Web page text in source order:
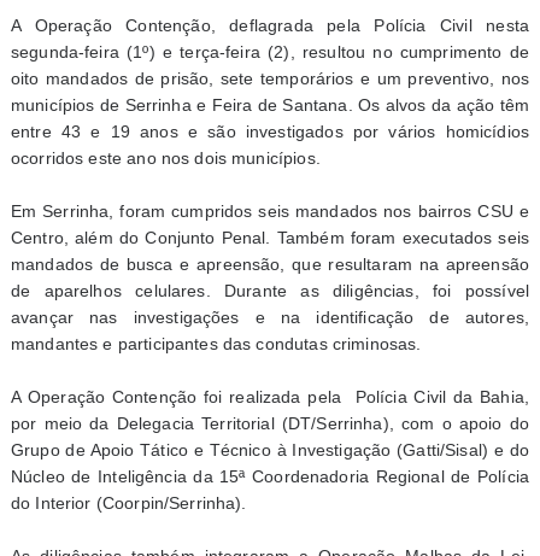
A Operação Contenção, deflagrada pela Polícia Civil nesta
segunda-feira (1º) e terça-feira (2), resultou no cumprimento de
oito mandados de prisão, sete temporários e um preventivo, nos
municípios de Serrinha e Feira de Santana. Os alvos da ação têm
entre 43 e 19 anos e são investigados por vários homicídios
ocorridos este ano nos dois municípios.
Em Serrinha, foram cumpridos seis mandados nos bairros CSU e
Centro, além do Conjunto Penal. Também foram executados seis
mandados de busca e apreensão, que resultaram na apreensão
de aparelhos celulares. Durante as diligências, foi possível
avançar nas investigações e na identificação de autores,
mandantes e participantes das condutas criminosas.
A Operação Contenção foi realizada pela Polícia Civil da Bahia,
por meio da Delegacia Territorial (DT/Serrinha), com o apoio do
Grupo de Apoio Tático e Técnico à Investigação (Gatti/Sisal) e do
Núcleo de Inteligência da 15ª Coordenadoria Regional de Polícia
do Interior (Coorpin/Serrinha).